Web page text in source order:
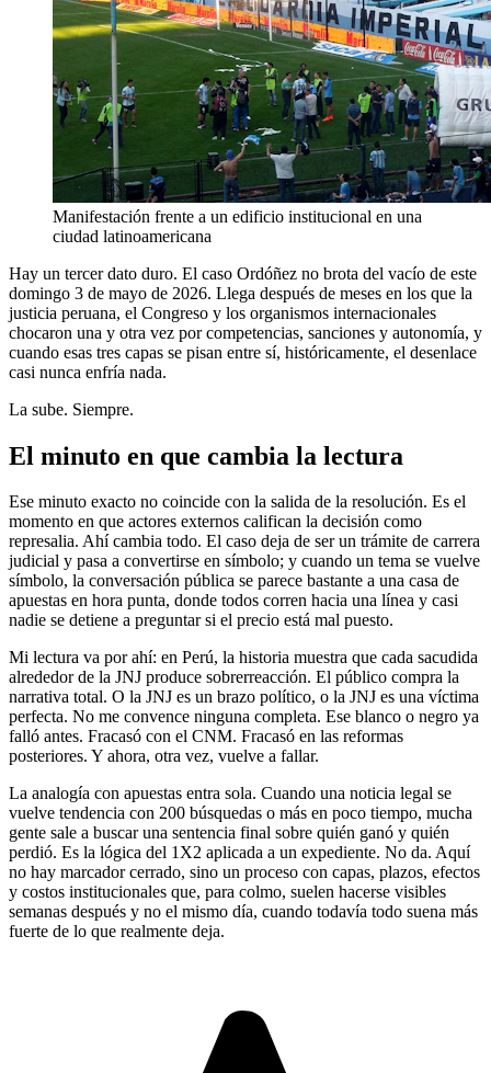
Manifestación frente a un edificio institucional en una
ciudad latinoamericana
Hay un tercer dato duro. El caso Ordóñez no brota del vacío de este
domingo 3 de mayo de 2026. Llega después de meses en los que la
justicia peruana, el Congreso y los organismos internacionales
chocaron una y otra vez por competencias, sanciones y autonomía, y
cuando esas tres capas se pisan entre sí, históricamente, el desenlace
casi nunca enfría nada.
La sube. Siempre.
El minuto en que cambia la lectura
Ese minuto exacto no coincide con la salida de la resolución. Es el
momento en que actores externos califican la decisión como
represalia. Ahí cambia todo. El caso deja de ser un trámite de carrera
judicial y pasa a convertirse en símbolo; y cuando un tema se vuelve
símbolo, la conversación pública se parece bastante a una casa de
apuestas en hora punta, donde todos corren hacia una línea y casi
nadie se detiene a preguntar si el precio está mal puesto.
Mi lectura va por ahí: en Perú, la historia muestra que cada sacudida
alrededor de la JNJ produce sobrerreacción. El público compra la
narrativa total. O la JNJ es un brazo político, o la JNJ es una víctima
perfecta. No me convence ninguna completa. Ese blanco o negro ya
falló antes. Fracasó con el CNM. Fracasó en las reformas
posteriores. Y ahora, otra vez, vuelve a fallar.
La analogía con apuestas entra sola. Cuando una noticia legal se
vuelve tendencia con 200 búsquedas o más en poco tiempo, mucha
gente sale a buscar una sentencia final sobre quién ganó y quién
perdió. Es la lógica del 1X2 aplicada a un expediente. No da. Aquí
no hay marcador cerrado, sino un proceso con capas, plazos, efectos
y costos institucionales que, para colmo, suelen hacerse visibles
semanas después y no el mismo día, cuando todavía todo suena más
fuerte de lo que realmente deja.